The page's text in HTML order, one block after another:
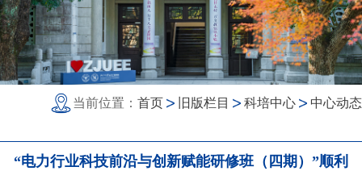
当前位置： 首页 旧版栏目 科培中心 中心动态
“电力行业科技前沿与创新赋能研修班（四期）”顺利